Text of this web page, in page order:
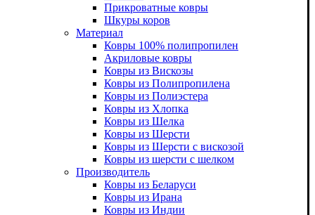
Прикроватные ковры
Шкуры коров
Материал
Ковры 100% полипропилен
Акриловые ковры
Ковры из Вискозы
Ковры из Полипропилена
Ковры из Полиэстера
Ковры из Хлопка
Ковры из Шелка
Ковры из Шерсти
Ковры из Шерсти с вискозой
Ковры из шерсти с шелком
Производитель
Ковры из Беларуси
Ковры из Ирана
Ковры из Индии